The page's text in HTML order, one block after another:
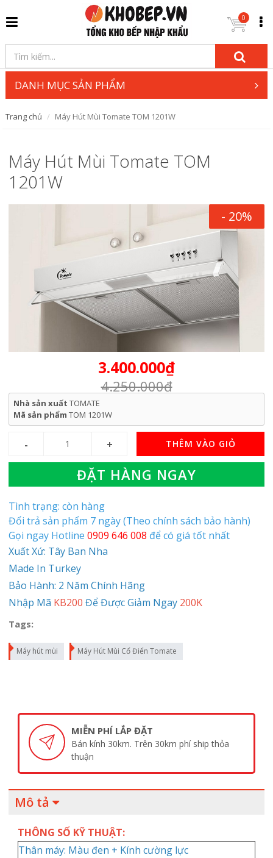
0
DANH MỤC SẢN PHẨM
Trang chủ Máy Hút Mùi Tomate TOM 1201W
Máy Hút Mùi Tomate TOM
1201W
- 20%
3.400.000₫
4.250.000₫
Nhà sản xuất TOMATE
Mã sản phẩm TOM 1201W
THÊM VÀO GIỎ
ĐẶT HÀNG NGAY
Tình trạng: còn hàng
Đổi trả sản phẩm 7 ngày (Theo chính sách bảo hành)
Gọi ngay Hotline 0909 646 008 để có giá tốt nhất
Xuất Xứ: Tây Ban Nha
Made In Turkey
Bảo Hành: 2 Năm Chính Hãng
Nhập Mã KB200 Để Được Giảm Ngay 200K
Tags:
Máy hút mùi Máy Hút Mùi Cổ Điển Tomate
MIỄN PHÍ LẮP ĐẶT
Bán kính 30km. Trên 30km phí ship thỏa
thuận
Mô tả
THÔNG SỐ KỸ THUẬT:
Thân máy: Màu đen + Kính cường lực